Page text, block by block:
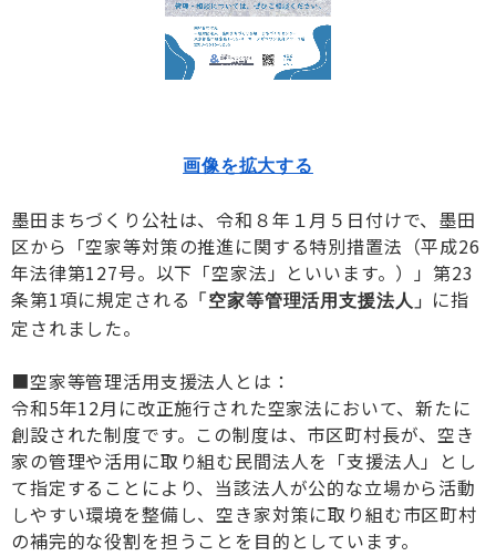
画像を拡大する
墨田まちづくり公社は、令和８年１月５日付けで、墨田
区から「空家等対策の推進に関する特別措置法（平成26
年法律第127号。以下「空家法」といいます。）」第23
条第1項に規定される
「空家等管理活用支援法人」 に指
定されました。
■空家等管理活用支援法人とは：
令和5年12月に改正施行された空家法において、新たに
創設された制度です。この制度は、市区町村長が、空き
家の管理や活用に取り組む民間法人を「支援法人」とし
て指定することにより、当該法人が公的な立場から活動
しやすい環境を整備し、空き家対策に取り組む市区町村
の補完的な役割を担うことを目的としています。